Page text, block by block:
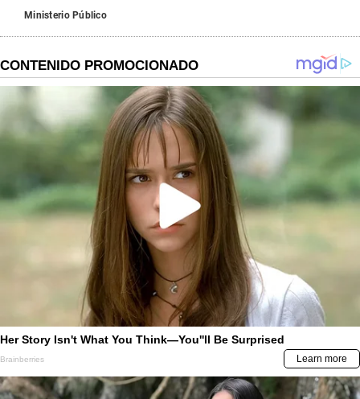
Ministerio Público